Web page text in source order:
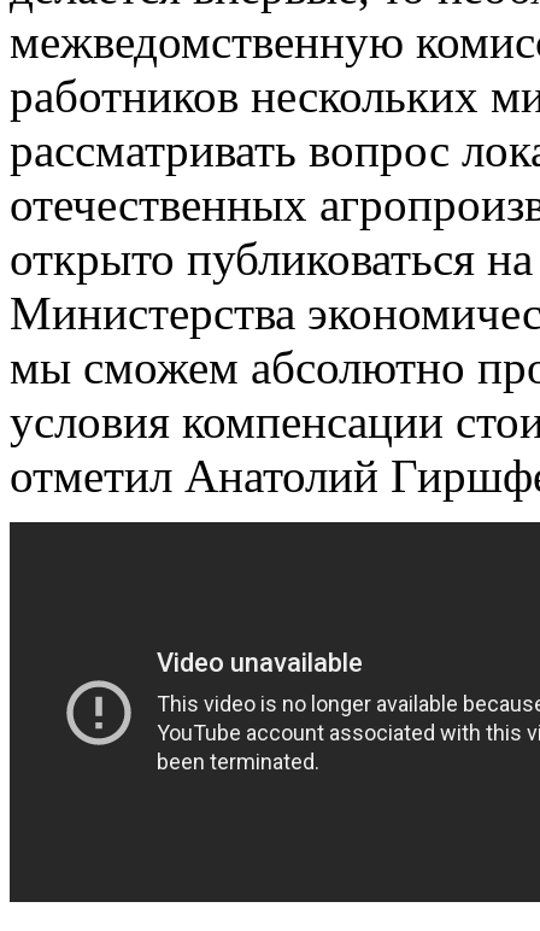
межведомственную
работников нескольких
рассматривать вопрос
отечественных
открыто публиковаться
Министерства
мы сможем абсолютно
условия компенсации
отметил Анатолий